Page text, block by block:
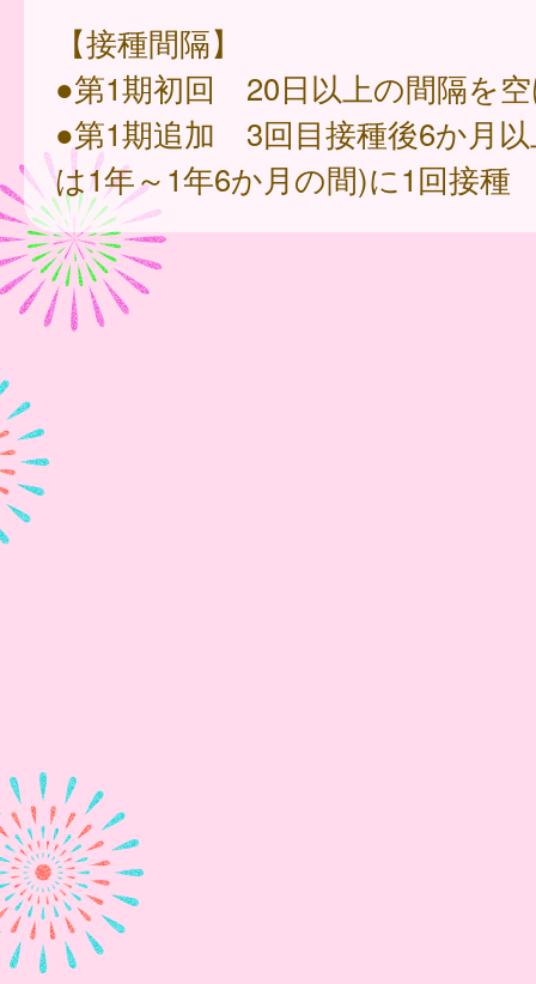
【接種間隔】
●第1期初回 20日以上の間隔を
●第1期追加 3回目接種後6か月
は1年～1年6か月の間)に1回接種